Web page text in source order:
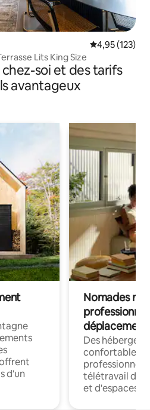
Évaluation
4,95 (123)
Lits King Size
soi et des tarifs
avantageux
d'un
Nomades
déplacement
Des
confortables
professionnels
télétravail
et d'espaces